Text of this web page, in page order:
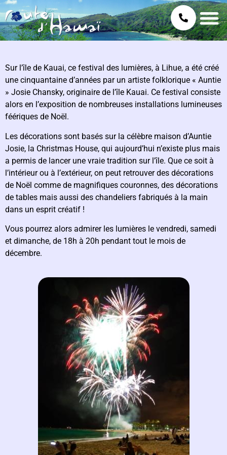
Sur l’île de Kauai, ce festival des lumières, à Lihue, a été créé
une cinquantaine d’années par un artiste folklorique « Auntie
» Josie Chansky, originaire de l’île Kauai. Ce festival consiste
alors en l’exposition de nombreuses installations lumineuses
féériques de Noël.
Les décorations sont basés sur la célèbre maison d’Auntie
Josie, la Christmas House, qui aujourd’hui n’existe plus mais
a permis de lancer une vraie tradition sur l’île. Que ce soit à
l’intérieur ou à l’extérieur, on peut retrouver des décorations
de Noël comme de magnifiques couronnes, des décorations
de tables mais aussi des chandeliers fabriqués à la main
dans un esprit créatif !
Vous pourrez alors admirer les lumières le vendredi, samedi
et dimanche, de 18h à 20h pendant tout le mois de
décembre.